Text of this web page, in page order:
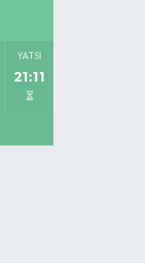
YATSI
21:11